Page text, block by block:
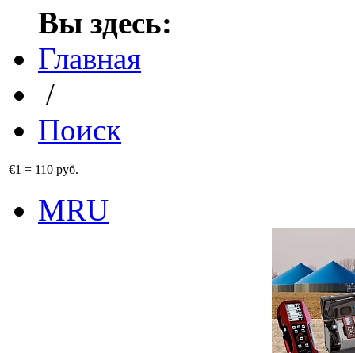
Вы здесь:
Главная
/
Поиск
€1 = 110 руб.
MRU